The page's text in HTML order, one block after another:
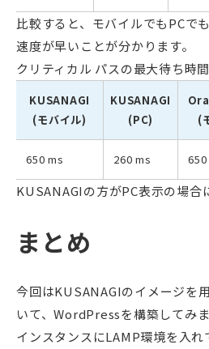
比較すると、モバイルでもPCで
速度が早いことが分かります。
クリティカル パスの最大待ち時間
KUSANAGI
(モバイル)
KUSANAGI
(PC)
(
650 ms 260 ms
KUSANAGIの方がPC表示の場合
まとめ
今回はKUSANAGIのイメージを
いて、WordPressを構築してみ
インスタンスにLAMP環境を入